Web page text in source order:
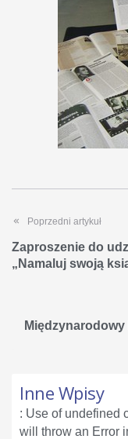
Poprzedni artykuł
Zaproszenie do
„Namaluj swoją
Inne Wpisy
: Use of undefined
will throw an Error